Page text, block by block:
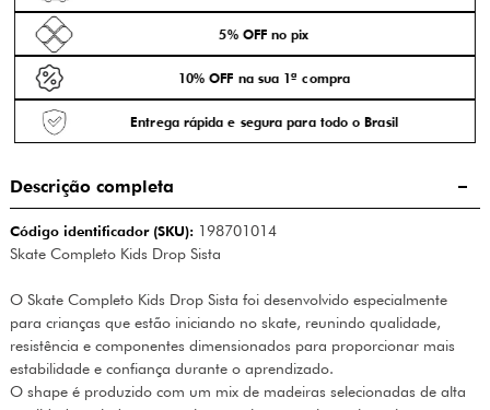
5% OFF no pix
10% OFF na sua 1ª compra
Entrega rápida e segura para todo o Brasil
Descrição completa
Código identificador (SKU):198701014
Skate Completo Kids Drop Sista
O Skate Completo Kids Drop Sista foi desenvolvido especialmente
para crianças que estão iniciando no skate, reunindo qualidade,
resistência e componentes dimensionados para proporcionar mais
estabilidade e confiança durante o aprendizado.
O shape é produzido com um mix de madeiras selecionadas de alta